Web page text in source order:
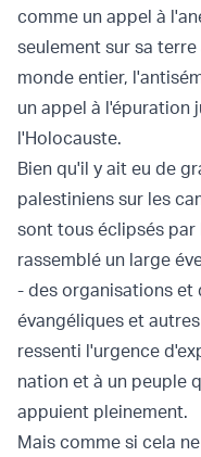
comme un appel à
seulement sur sa
monde entier,
un appel à l'épuration
l'Holocauste.
Bien qu'il y ait eu de
palestiniens sur les
sont tous éclipsés par
rassemblé un large
- des organisations et
évangéliques et
ressenti l'urgence
nation et à un peuple
appuient pleinement.
Mais comme si cela